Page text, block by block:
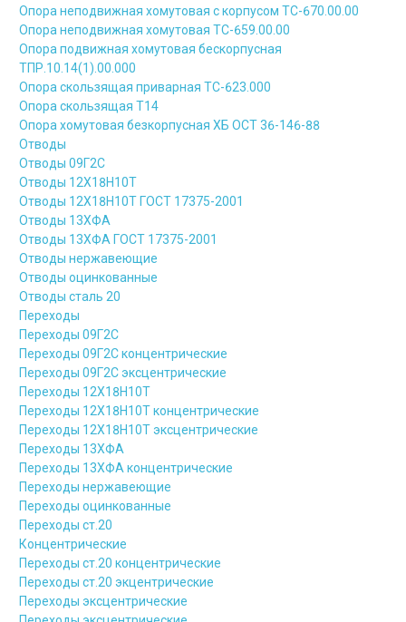
Опора неподвижная хомутовая с корпусом ТС-670.00.00
Опора неподвижная хомутовая ТС-659.00.00
Опора подвижная хомутовая бескорпусная
ТПР.10.14(1).00.000
Опора скользящая приварная ТС-623.000
Опора скользящая Т14
Опора хомутовая безкорпусная ХБ ОСТ 36-146-88
Отводы
Отводы 09Г2С
Отводы 12Х18Н10Т
Отводы 12Х18Н10Т ГОСТ 17375-2001
Отводы 13ХФА
Отводы 13ХФА ГОСТ 17375-2001
Отводы нержавеющие
Отводы оцинкованные
Отводы сталь 20
Переходы
Переходы 09Г2С
Переходы 09Г2С концентрические
Переходы 09Г2С эксцентрические
Переходы 12Х18Н10Т
Переходы 12Х18Н10Т концентрические
Переходы 12Х18Н10Т эксцентрические
Переходы 13ХФА
Переходы 13ХФА концентрические
Переходы нержавеющие
Переходы оцинкованные
Переходы ст.20
Концентрические
Переходы ст.20 концентрические
Переходы ст.20 экцентрические
Переходы эксцентрические